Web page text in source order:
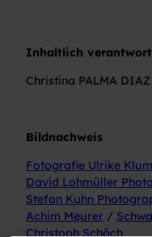
Inhaltlich
Christina PALMA DIAZ
Bildnachweis
Fotografie Ulrike
David Lohmüller
Stefan Kuhn
Achim Meurer /
Christoph Schöch